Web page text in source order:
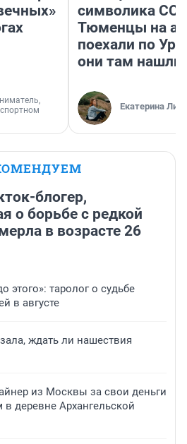
символика
Тюменцы на
поехали по
они там нашли
Екатерина
блогер,
о борьбе с редкой
в возрасте 26
этого»: таролог о судьбе
в августе
ждать ли нашествия
из Москвы за свои деньги
деревне Архангельской